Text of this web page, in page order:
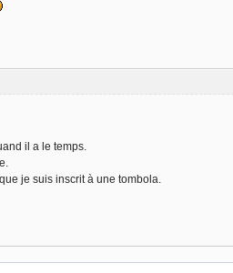
il a le temps.
je suis inscrit à une tombola.